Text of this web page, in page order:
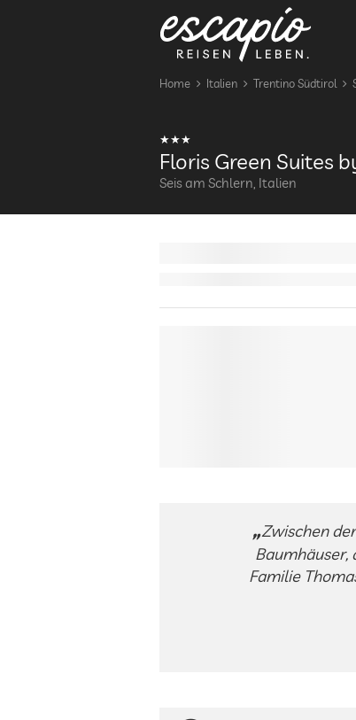
Home Italien Trentino Südtirol
Floris Green Suites
Seis am Schlern, Italien
Zwischen
Baumhäuser,
Familie